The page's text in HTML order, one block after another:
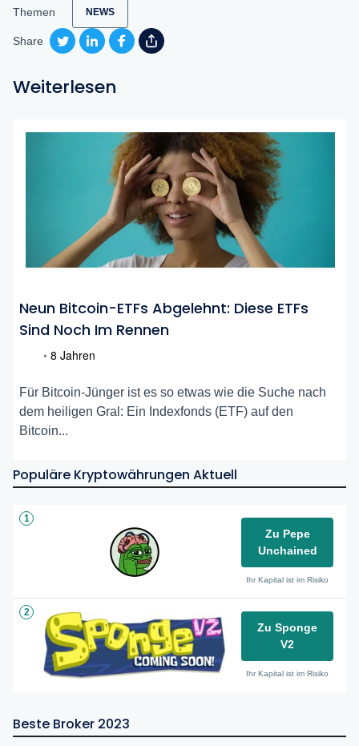
Themen NEWS
Share
Weiterlesen
Neun Bitcoin-ETFs Abgelehnt: Diese ETFs
Sind Noch Im Rennen
• 8 Jahren
Für Bitcoin-Jünger ist es so etwas wie die Suche nach
dem heiligen Gral: Ein Indexfonds (ETF) auf den
Bitcoin...
Populäre Kryptowährungen Aktuell
1
Zu Pepe
Unchained
Ihr Kapital ist im Risiko
2
Zu Sponge
V2
Ihr Kapital ist im Risiko
Beste Broker 2023